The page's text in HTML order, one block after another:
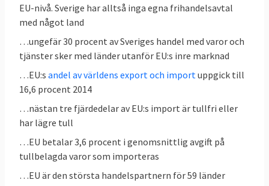
för staten och de kan skydda framväxande
man ännu inte har fullt utvecklade sådana.
höga utvecklingskostnader liksom den
nationella jordbrukssektorn där en egen
livsmedelsförsörjning bland annat kan ses
som en nationell säkerhetsfråga. Att skydda
inhemsk produktion kan också vara viktig
för klimatet där det kan finnas fördelar med
att till exempel mat produceras i det egna
EU-nivå. Sverige har alltså inga egna frihandelsavtal
med något land
…ungefär 30 procent av Sveriges handel med varor och
tjänster sker med länder utanför EU:s inre marknad
…EU:s andel av världens export och importuppgick till
16,6 procent 2014
…nästan tre fjärdedelar av EU:s import är tullfri eller
har lägre tull
…EU betalar 3,6 procent i genomsnittlig avgift på
tullbelagda varor som importeras
…EU är den största handelspartnern för 59 länder